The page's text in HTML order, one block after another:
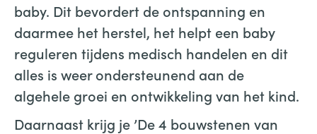
baby. Dit bevordert de ontspanning en
daarmee het herstel, het helpt een baby
reguleren tijdens medisch handelen en dit
alles is weer ondersteunend aan de
algehele groei en ontwikkeling van het kind.
Daarnaast krijg je ’De 4 bouwstenen van